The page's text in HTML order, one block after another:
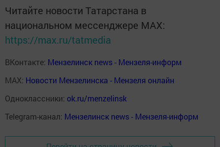
Читайте новости Татарстана в
национальном мессенджере MАХ:
https://max.ru/tatmedia
ВКонтакте: Мензелинск news - Мензеля-информ
MAX: Новости Мензелинска - Мензеля онлайн
Одноклассники: ok.ru/menzelinsk
Telegram-канал: Мензелинск news - Мензеля-информ